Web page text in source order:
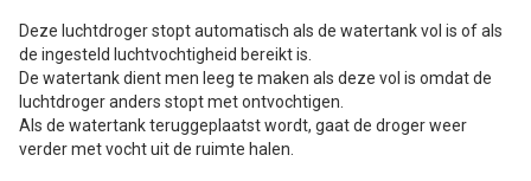
Deze luchtdroger stopt automatisch als de watertank vol is of als
de ingesteld luchtvochtigheid bereikt is.
De watertank dient men leeg te maken als deze vol is omdat de
luchtdroger anders stopt met ontvochtigen.
Als de watertank teruggeplaatst wordt, gaat de droger weer
verder met vocht uit de ruimte halen.